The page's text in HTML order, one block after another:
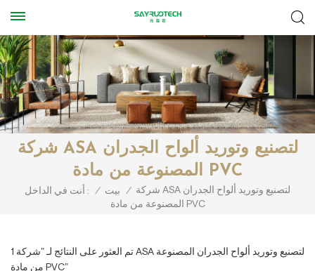
شركة ASA لتصنيع وتوريد ألواح الجدران
المصنوعة من مادة PVC
أنت في الداخل : / بيت / شركة ASA لتصنيع وتوريد ألواح الجدران
المصنوعة من مادة PVC
1 تم العثور على النتائج لـ "شركة ASA لتصنيع وتوريد ألواح الجدران المصنوعة
من مادة PVC"